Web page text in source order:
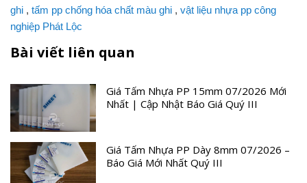
ghi , tấm pp chống hóa chất màu ghi , vật liệu nhựa pp công
nghiệp Phát Lộc
Bài viết liên quan
Giá Tấm Nhựa PP 15mm 07/2026 Mới
Nhất | Cập Nhật Báo Giá Quý III
Giá Tấm Nhựa PP Dày 8mm 07/2026 –
Báo Giá Mới Nhất Quý III